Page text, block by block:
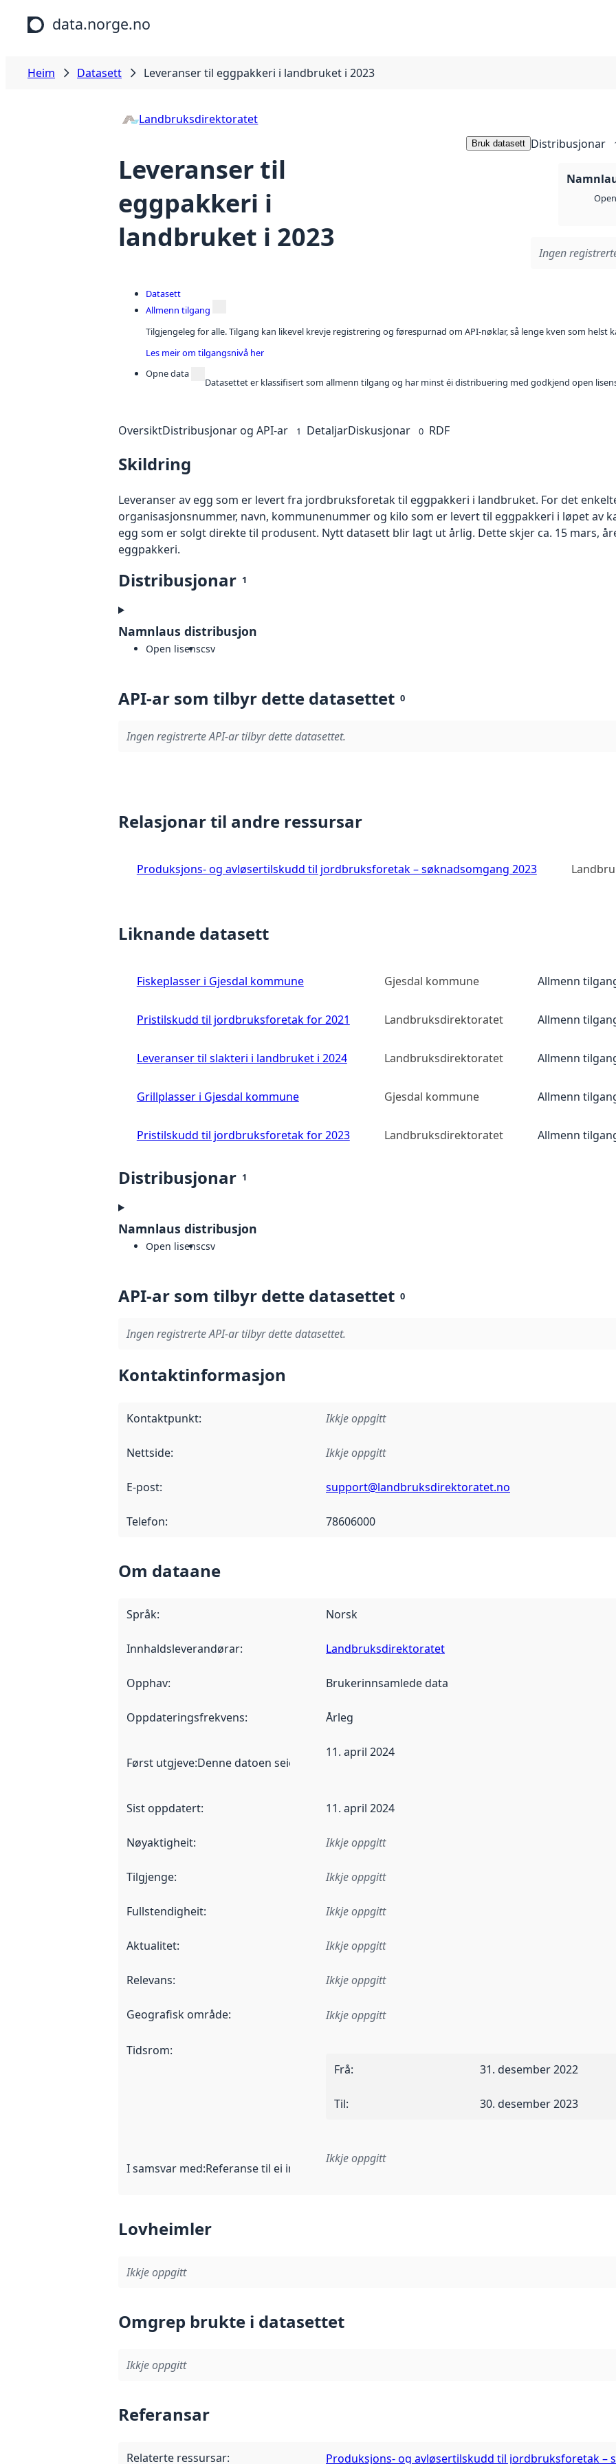
Hopp til hovudinnhald
data.norge.no
Heim Datasett Leveranser til eggpakkeri i landbruket i 2023
Landbruksdirektoratet
Leveranser til
eggpakkeri i
landbruket i 2023
Bruk datasett Distribusjonar
Ingen
Datasett
Allmenn tilgang
Tilgjengeleg for alle. Tilgang kan likevel krevje registrering og førespurnad om API-nøklar, så lenge kven som helst
Les meir om tilgangsnivå her
Opne data
Datasettet er klassifisert som allmenn tilgang og har minst éi distribuering med godkjend open
OversiktDistribusjonar og API-ar 1 DetaljarDiskusjonar 0 RDF
Skildring
Leveranser av egg som er levert fra jordbruksforetak til eggpakkeri i landbruket. For det
organisasjonsnummer, navn, kommunenummer og kilo som er levert til eggpakkeri i løpet av
egg som er solgt direkte til produsent. Nytt datasett blir lagt ut årlig. Dette skjer ca. 15 mars,
eggpakkeri.
Distribusjonar 1
Namnlaus distribusjon
Open lisenscsv
API-ar som tilbyr dette datasettet 0
Ingen registrerte API-ar tilbyr dette datasettet.
Relasjonar til andre ressursar
Produksjons- og avløsertilskudd til jordbruksforetak – søknadsomgang 2023
Liknande datasett
Fiskeplasser i Gjesdal kommune Gjesdal kommune Allmenn
Pristilskudd til jordbruksforetak for 2021 Landbruksdirektoratet Allmenn
Leveranser til slakteri i landbruket i 2024 Landbruksdirektoratet Allmenn
Grillplasser i Gjesdal kommune Gjesdal kommune Allmenn
Pristilskudd til jordbruksforetak for 2023 Landbruksdirektoratet Allmenn
Distribusjonar 1
Namnlaus distribusjon
Open lisenscsv
API-ar som tilbyr dette datasettet 0
Ingen registrerte API-ar tilbyr dette datasettet.
Kontaktinformasjon
Kontaktpunkt: Ikkje oppgitt
Nettside: Ikkje oppgitt
E-post: support@landbruksdirektoratet.no
Telefon: 78606000
Om dataane
Språk: Norsk
Innhaldsleverandørar: Landbruksdirektoratet
Opphav: Brukerinnsamlede data
Oppdateringsfrekvens: Årleg
Først utgjeve:Denne datoen seier når dataa i dette datasettet først blei utgitt. Det kan ha
11. april 2024
Sist oppdatert: 11. april 2024
Nøyaktigheit: Ikkje oppgitt
Tilgjenge: Ikkje oppgitt
Fullstendigheit: Ikkje oppgitt
Aktualitet: Ikkje oppgitt
Relevans: Ikkje oppgitt
Geografisk område: Ikkje oppgitt
Tidsrom:
Frå: 31. desember 2022
Til: 30. desember 2023
I samsvar med:Referanse til ei implementeringsregel eller anna spesifikasjon som ligg til
Ikkje oppgitt
Lovheimler
Ikkje oppgitt
Omgrep brukte i datasettet
Ikkje oppgitt
Referansar
Relaterte ressursar: Produksjons- og avløsertilskudd til jordbruksforetak –